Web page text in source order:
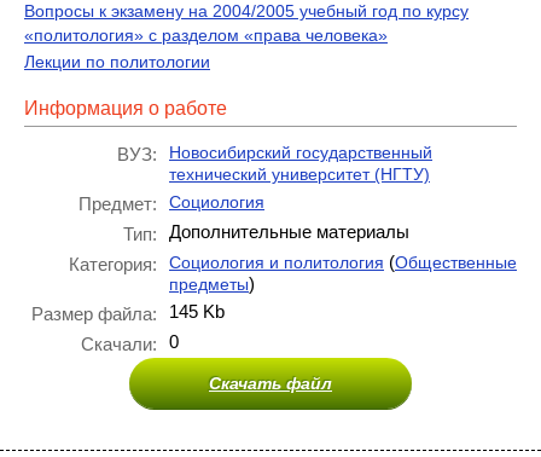
Вопросы к экзамену на 2004/2005 учебный год по курсу
«политология» с разделом «права человека»
Лекции по политологии
Информация о работе
ВУЗ:
Новосибирский государственный
технический университет (НГТУ)
Предмет: Социология
Тип:
Дополнительные материалы
Категория:
Социология и политология (Общественные
предметы)
Размер файла:
145 Kb
Скачали:
0
Скачать файл